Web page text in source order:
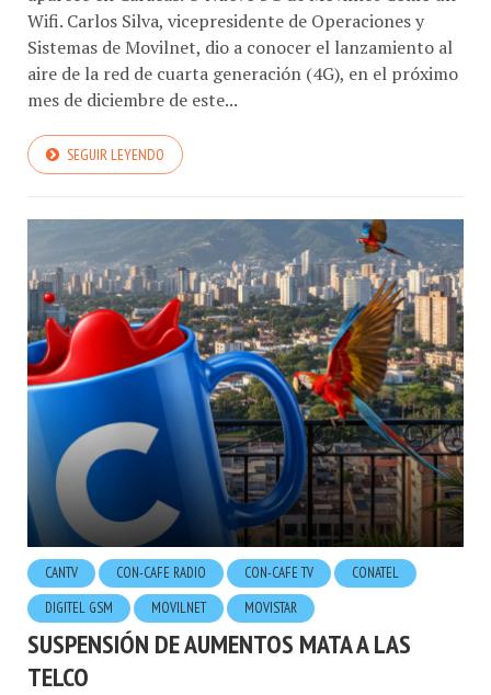
Wifi. Carlos Silva, vicepresidente de Operaciones y
Sistemas de Movilnet, dio a conocer el lanzamiento al
aire de la red de cuarta generación (4G), en el próximo
mes de diciembre de este...
SEGUIR LEYENDO
CANTV CON-CAFE RADIO CON-CAFE TV
CONATEL
DIGITEL GSM
MOVILNET MOVISTAR
SUSPENSIÓN DE AUMENTOS MATA A LAS
TELCO